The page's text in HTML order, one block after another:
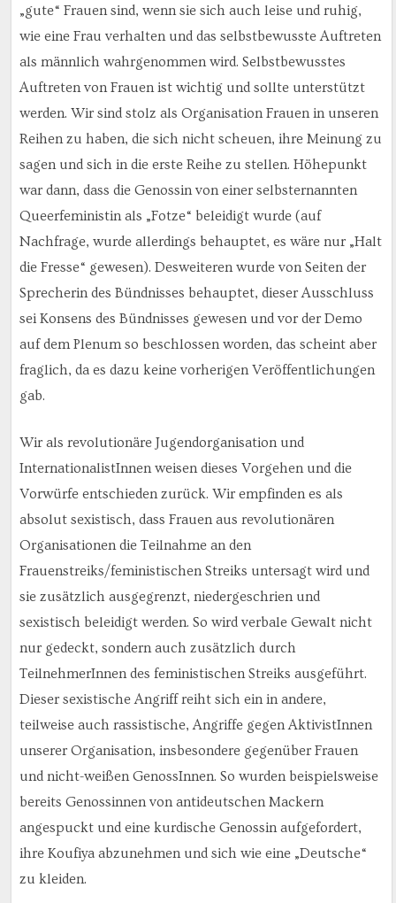
„gute“ Frauen sind, wenn sie sich auch leise und ruhig,
wie eine Frau verhalten und das selbstbewusste Auftreten
als männlich wahrgenommen wird. Selbstbewusstes
Auftreten von Frauen ist wichtig und sollte unterstützt
werden. Wir sind stolz als Organisation Frauen in unseren
Reihen zu haben, die sich nicht scheuen, ihre Meinung zu
sagen und sich in die erste Reihe zu stellen. Höhepunkt
war dann, dass die Genossin von einer selbsternannten
Queerfeministin als „Fotze“ beleidigt wurde (auf
Nachfrage, wurde allerdings behauptet, es wäre nur „Halt
die Fresse“ gewesen). Desweiteren wurde von Seiten der
Sprecherin des Bündnisses behauptet, dieser Ausschluss
sei Konsens des Bündnisses gewesen und vor der Demo
auf dem Plenum so beschlossen worden, das scheint aber
fraglich, da es dazu keine vorherigen Veröffentlichungen
gab.
Wir als revolutionäre Jugendorganisation und
InternationalistInnen weisen dieses Vorgehen und die
Vorwürfe entschieden zurück. Wir empfinden es als
absolut sexistisch, dass Frauen aus revolutionären
Organisationen die Teilnahme an den
Frauenstreiks/feministischen Streiks untersagt wird und
sie zusätzlich ausgegrenzt, niedergeschrien und
sexistisch beleidigt werden. So wird verbale Gewalt nicht
nur gedeckt, sondern auch zusätzlich durch
TeilnehmerInnen des feministischen Streiks ausgeführt.
Dieser sexistische Angriff reiht sich ein in andere,
teilweise auch rassistische, Angriffe gegen AktivistInnen
unserer Organisation, insbesondere gegenüber Frauen
und nicht-weißen GenossInnen. So wurden beispielsweise
bereits Genossinnen von antideutschen Mackern
angespuckt und eine kurdische Genossin aufgefordert,
ihre Koufiya abzunehmen und sich wie eine „Deutsche“
zu kleiden.